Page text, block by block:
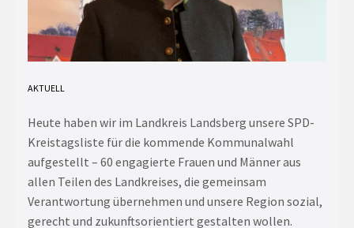
AKTUELL
Heute haben wir im Landkreis Landsberg unsere SPD-
Kreistagsliste für die kommende Kommunalwahl
aufgestellt – 60 engagierte Frauen und Männer aus
allen Teilen des Landkreises, die gemeinsam
Verantwortung übernehmen und unsere Region sozial,
gerecht und zukunftsorientiert gestalten wollen.